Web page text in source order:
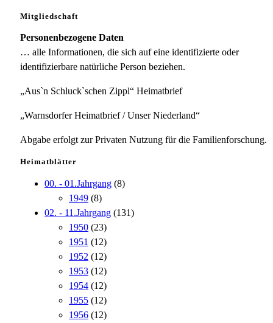
Mitgliedschaft
Personenbezogene Daten
… alle Informationen, die sich auf eine identifizierte oder
identifizierbare natürliche Person beziehen.
„Aus`n Schluck`schen Zippl“ Heimatbrief
„Warnsdorfer Heimatbrief / Unser Niederland“
Abgabe erfolgt zur Privaten Nutzung für die Familienforschung.
Heimatblätter
00. - 01.Jahrgang (8)
1949 (8)
02. - 11.Jahrgang (131)
1950 (23)
1951 (12)
1952 (12)
1953 (12)
1954 (12)
1955 (12)
1956 (12)